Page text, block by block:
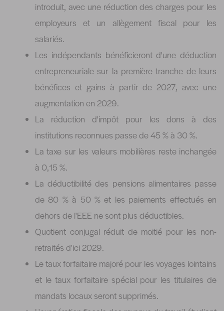
introduit, avec une réduction des charges pour les
employeurs et un allègement fiscal pour les
salariés.
Les indépendants bénéficieront d'une déduction
entrepreneuriale sur la première tranche de leurs
bénéfices et gains à partir de 2027, avec une
augmentation en 2029.
La réduction d'impôt pour les dons à des
institutions reconnues passe de 45 % à 30 %.
La taxe sur les valeurs mobilières reste inchangée
à 0,15 %.
La déductibilité des pensions alimentaires passe
de 80 % à 50 % et les paiements effectués en
dehors de l'EEE ne sont plus déductibles.
Quotient conjugal réduit de moitié pour les non-
retraités d'ici 2029.
Le taux forfaitaire majoré pour les voyages lointains
et le taux forfaitaire spécial pour les titulaires de
mandats locaux seront supprimés.